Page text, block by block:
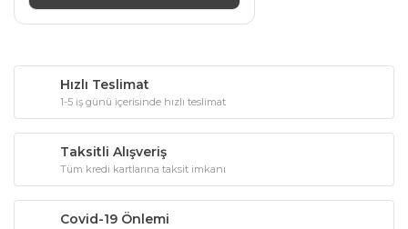
Hızlı Teslimat
1-5 iş günü içerisinde hızlı teslimat
Taksitli Alışveriş
Tüm kredi kartlarına taksit imkanı
Covid-19 Önlemi